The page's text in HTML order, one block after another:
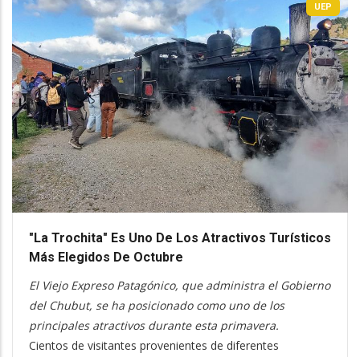
UEP
"La Trochita" Es Uno De Los Atractivos Turísticos
Más Elegidos De Octubre
El Viejo Expreso Patagónico, que administra el Gobierno
del Chubut, se ha posicionado como uno de los
principales atractivos durante esta primavera.
Cientos de visitantes provenientes de diferentes